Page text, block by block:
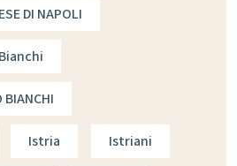
DI NAPOLI
Istria Istriani